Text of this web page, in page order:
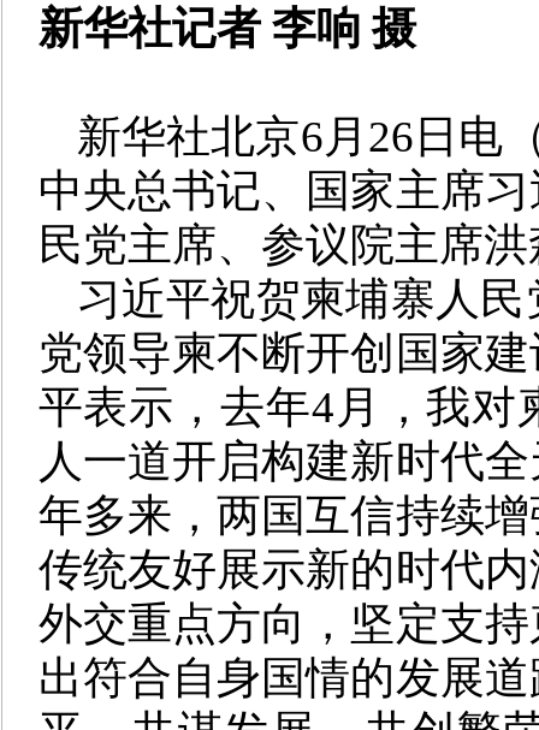
新华社记者 李响 摄
新华社北京6月26日电
中央总书记、国家主席
民党主席、参议院主席
习近平祝贺柬埔寨人
党领导柬不断开创国家
平表示，去年4月，我对
人一道开启构建新时代
年多来，两国互信持续
传统友好展示新的时代
外交重点方向，坚定支
出符合自身国情的发展